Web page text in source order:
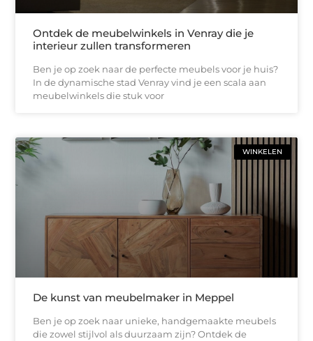
Ontdek de meubelwinkels in Venray die je
interieur zullen transformeren
Ben je op zoek naar de perfecte meubels voor je huis?
In de dynamische stad Venray vind je een scala aan
meubelwinkels die stuk voor
WINKELEN
De kunst van meubelmaker in Meppel
Ben je op zoek naar unieke, handgemaakte meubels
die zowel stijlvol als duurzaam zijn? Ontdek de